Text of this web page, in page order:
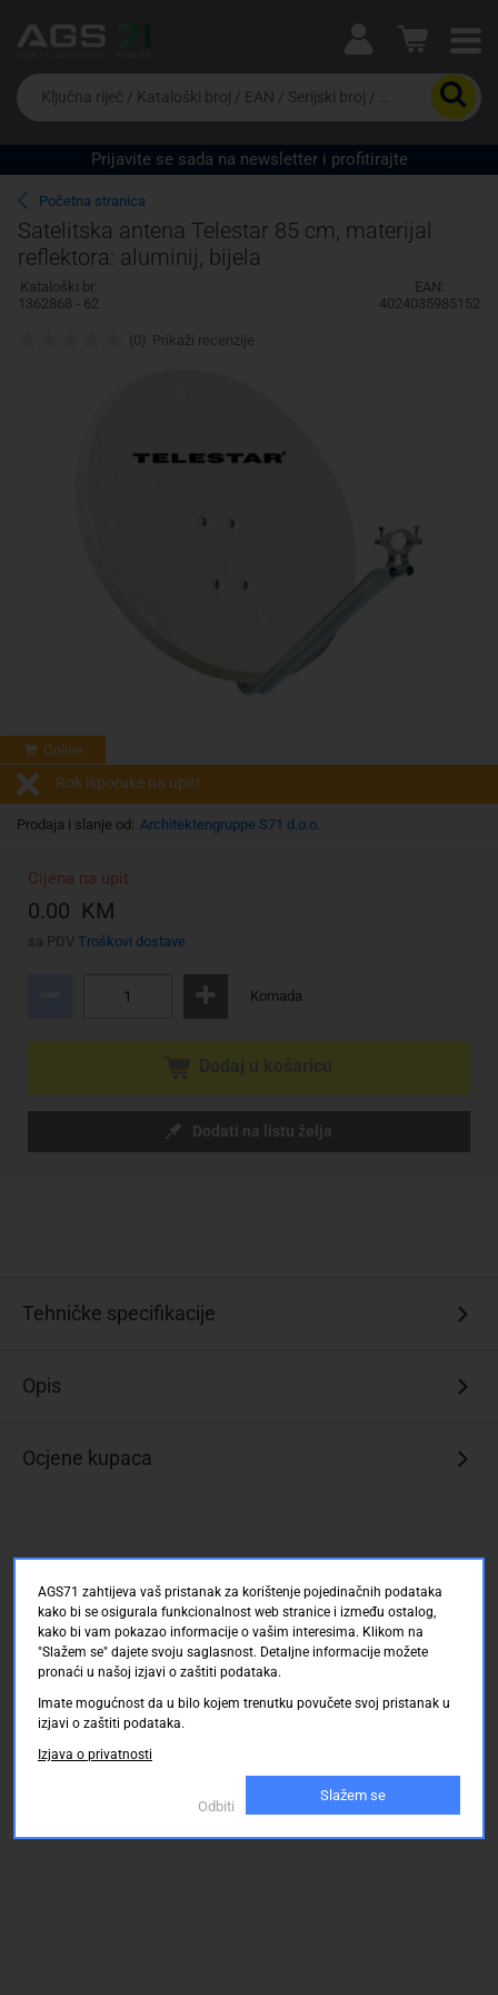
Ova postavka prilagođava asortiman proizvoda i
cijene vašim potrebama.
Da
biste
potražili
proizvod,
unesite
ključnu
riječ,
kataloški
broj,
EAN
ili
Prijavite se sada na newsletter i profitirajte
Početna stranica
Satelitska antena Telestar 85 cm, materijal
reflektora: aluminij, bijela
Kataloški br:
1362868 - 62
EAN:
4024035985152
Online
Rok isporuke na upit!
Prodaja i slanje od: Architektengruppe S71 d.o.o.
Cijena na upit
0.00 KM
sa PDV Troškovi dostave
Komada
Dodati na listu želja
(0) Prikaži recenzije
Tehničke specifikacije
Opis
Ocjene kupaca
AGS71 zahtijeva vaš pristanak za korištenje pojedinačnih podataka
kako bi se osigurala funkcionalnost web stranice i između ostalog,
kako bi vam pokazao informacije o vašim interesima. Klikom na
"Slažem se" dajete svoju saglasnost. Detaljne informacije možete
pronaći u našoj izjavi o zaštiti podataka.
Imate mogućnost da u bilo kojem trenutku povučete svoj pristanak u
izjavi o zaštiti podataka.
Izjava o privatnosti
Odbiti
Slažem se